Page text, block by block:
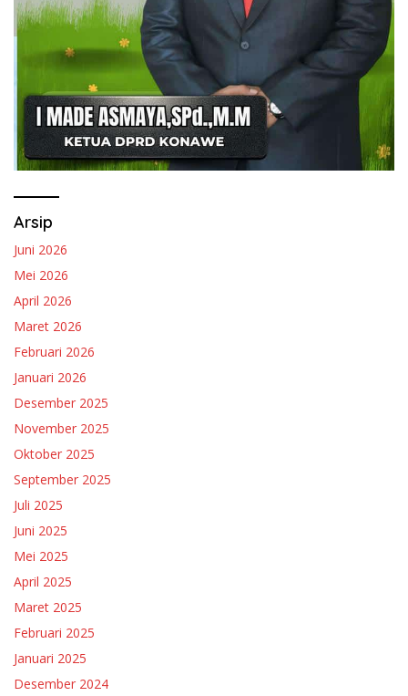
Arsip
Juni 2026
Mei 2026
April 2026
Maret 2026
Februari 2026
Januari 2026
Desember 2025
November 2025
Oktober 2025
September 2025
Juli 2025
Juni 2025
Mei 2025
April 2025
Maret 2025
Februari 2025
Januari 2025
Desember 2024